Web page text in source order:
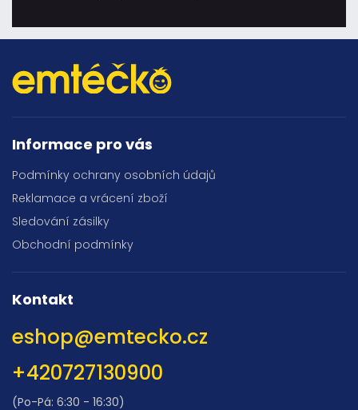
Informace pro vás
Podmínky ochrany osobních údajů
Reklamace a vrácení zboží
Sledování zásilky
Obchodní podmínky
Kontakt
eshop@emtecko.cz
+420727130900
(Po-Pá: 6:30 - 16:30)